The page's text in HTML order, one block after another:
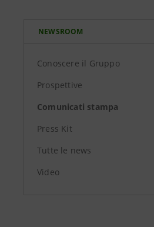
NEWSROOM
Conoscere il Gruppo
Prospettive
Comunicati stampa
Press Kit
Tutte le news
Video